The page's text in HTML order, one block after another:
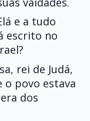
e a tudo
escrito no
rei de Judá,
o povo estava
dos